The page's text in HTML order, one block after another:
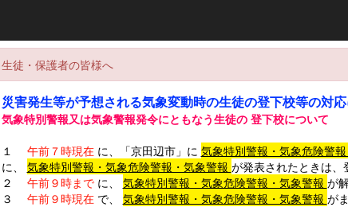
生徒・保護者の皆様へ
災害発生等が予想される気象変動時の生徒の登下校等の対
気象特別警報又は気象警報発令にともなう生徒の 登下校について
１ 午前７時現在 に、「京田辺市」に 気象特別警報・気象危険警
に、 気象特別警報・気象危険警報・気象警報 が発表されたときは、
２ 午前９時まで に、 気象特別警報・気象危険警報・気象警報 が
３ 午前９時現在 で、 気象特別警報・気象危険警報・気象警報 が